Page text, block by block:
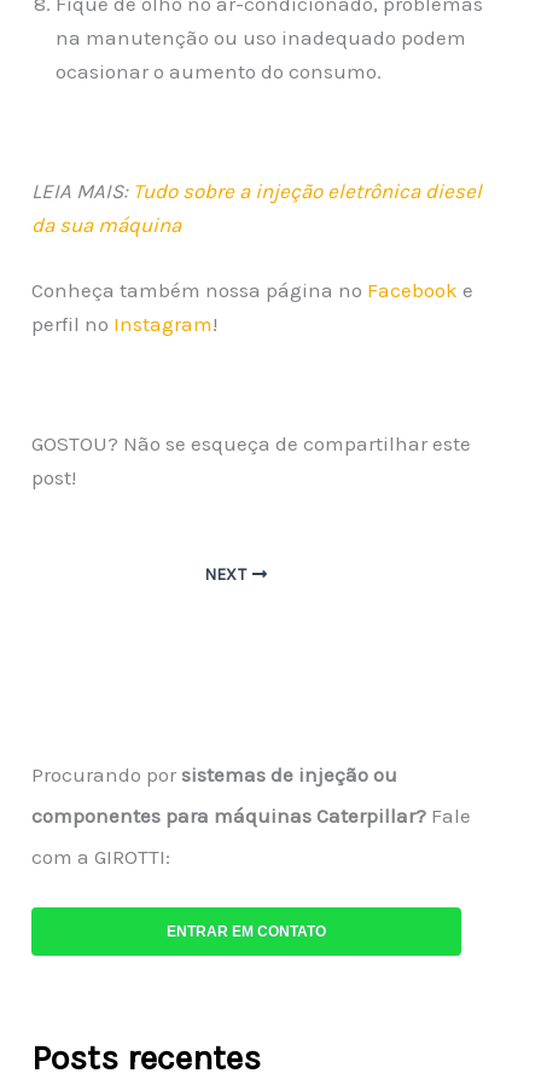
na manutenção ou uso inadequado podem
ocasionar o aumento do consumo.
LEIA MAIS: Tudo sobre a injeção eletrônica diesel
da sua máquina
Conheça também nossa página no Facebook e
perfil no Instagram!
GOSTOU? Não se esqueça de compartilhar este
post!
NEXT
Procurando porsistemas de injeção ou
componentes para máquinas Caterpillar? Fale
com a GIROTTI:
ENTRAR EM CONTATO
Posts recentes